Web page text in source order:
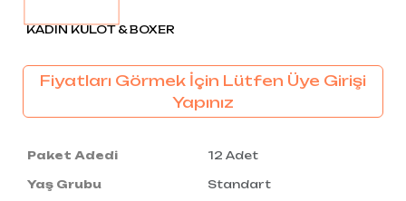
KADIN KÜLOT & BOXER
Fiyatları Görmek İçin Lütfen Üye Girişi
Yapınız
Paket Adedi 12 Adet
Yaş Grubu Standart